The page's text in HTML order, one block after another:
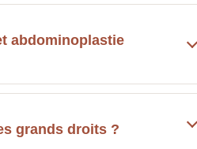
abdominoplastie
grands droits ?